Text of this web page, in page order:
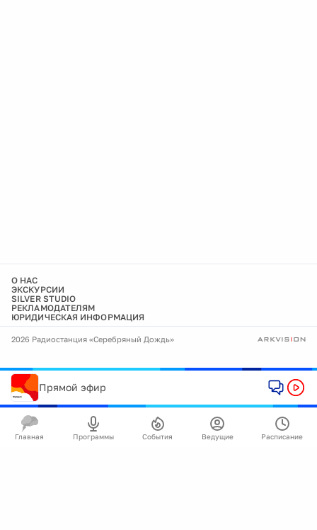
О НАС
ЭКСКУРСИИ
SILVER STUDIO
РЕКЛАМОДАТЕЛЯМ
ЮРИДИЧЕСКАЯ ИНФОРМАЦИЯ
2026 Радиостанция «Серебряный Дождь»
Прямой эфир
Главная Программы События Ведущие Расписание